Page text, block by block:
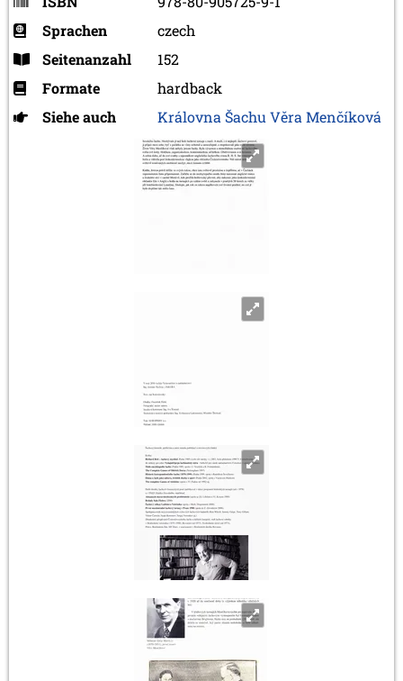
Sprachen
czech
Seitenanzahl
152
Formate
hardback
Siehe auch
Královna Šachu Věra Menčíková